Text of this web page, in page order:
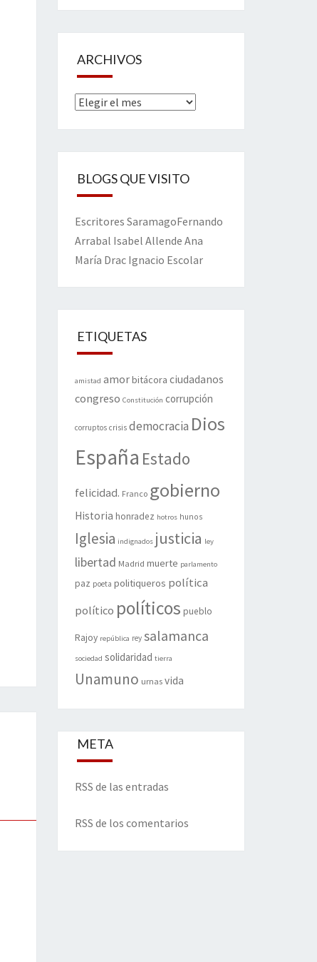
ARCHIVOS
Archivos
BLOGS QUE VISITO
Escritores SaramagoFernando
Arrabal Isabel Allende Ana
María Drac Ignacio Escolar
ETIQUETAS
amistad amorbitácora ciudadanos
congreso Constitución corrupción
corruptos crisis democracia Dios
España Estado
felicidad. Franco gobierno
Historia honradez hotros hunos
Iglesia indignados justicia ley
libertad Madrid muerte parlamento
paz poeta politiqueros política
político políticos pueblo
Rajoy república rey salamanca
sociedad solidaridad tierra
Unamuno urnas vida
META
RSS de las entradas
RSS de los comentarios